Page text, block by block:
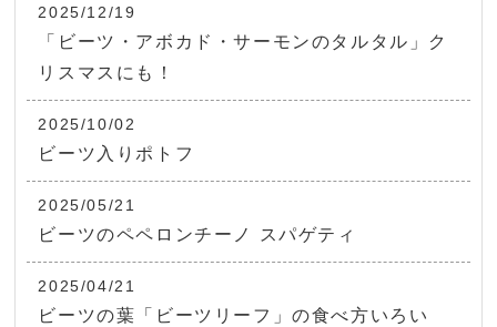
2025/12/19
「ビーツ・アボカド・サーモンのタルタル」ク
リスマスにも！
2025/10/02
ビーツ入りポトフ
2025/05/21
ビーツのペペロンチーノ スパゲティ
2025/04/21
ビーツの葉「ビーツリーフ」の食べ方いろい